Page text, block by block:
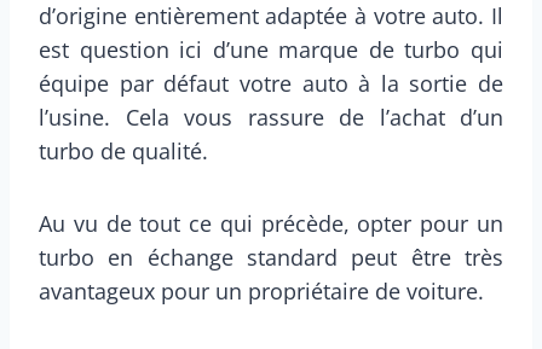
d’origine entièrement adaptée à votre auto. Il
est question ici d’une marque de turbo qui
équipe par défaut votre auto à la sortie de
l’usine. Cela vous rassure de l’achat d’un
turbo de qualité.
Au vu de tout ce qui précède, opter pour un
turbo en échange standard peut être très
avantageux pour un propriétaire de voiture.